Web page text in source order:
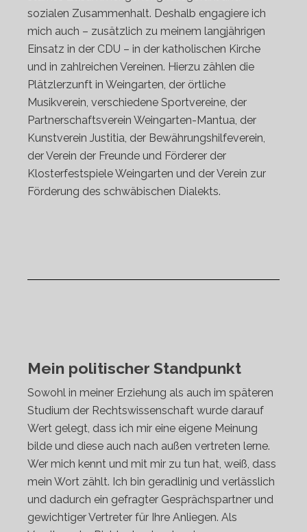
sozialen Zusammenhalt. Deshalb engagiere ich
mich auch – zusätzlich zu meinem langjährigen
Einsatz in der CDU – in der katholischen Kirche
und in zahlreichen Vereinen. Hierzu zählen die
Plätzlerzunft in Weingarten, der örtliche
Musikverein, verschiedene Sportvereine, der
Partnerschaftsverein Weingarten-Mantua, der
Kunstverein Justitia, der Bewährungshilfeverein,
der Verein der Freunde und Förderer der
Klosterfestspiele Weingarten und der Verein zur
Förderung des schwäbischen Dialekts.
Mein politischer Standpunkt
Sowohl in meiner Erziehung als auch im späteren
Studium der Rechtswissenschaft wurde darauf
Wert gelegt, dass ich mir eine eigene Meinung
bilde und diese auch nach außen vertreten lerne.
Wer mich kennt und mit mir zu tun hat, weiß, dass
mein Wort zählt. Ich bin geradlinig und verlässlich
und dadurch ein gefragter Gesprächspartner und
gewichtiger Vertreter für Ihre Anliegen. Als